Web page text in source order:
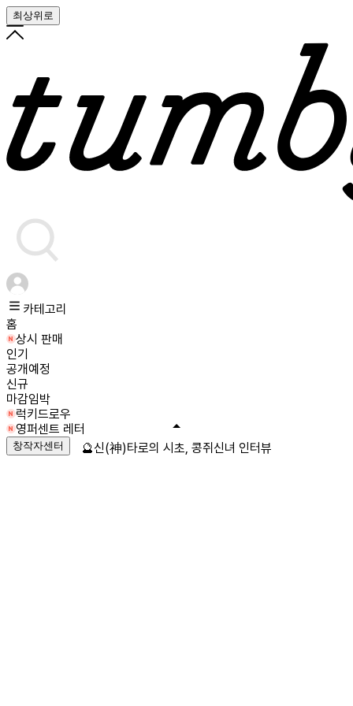
최상위로
카테고리
홈
상시 판매
인기
공개예정
신규
마감임박
럭키드로우
영퍼센트 레터
창작자센터 🔮신(神)타로의 시초, 콩쥐신녀 인터뷰